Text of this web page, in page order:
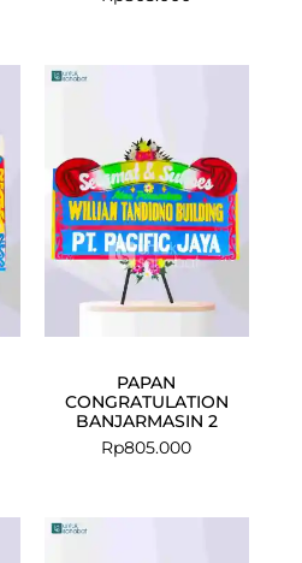
PAPAN
CONGRATULATION
BANJARMASIN 2
Rp805.000